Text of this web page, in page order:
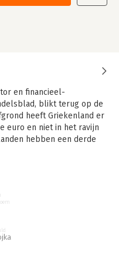
en financieel-
blikt terug op de
heeft Griekenland er
euro en niet in het ravijn
hebben een derde
worden de
jaar geplaatst in
van de euro,
speelveld en de links-
nadruk ligt op de